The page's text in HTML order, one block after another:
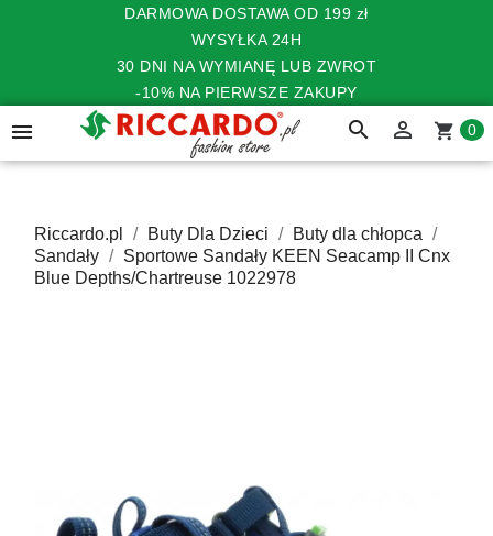
DARMOWA DOSTAWA OD 199 zł
WYSYŁKA 24H
30 DNI NA WYMIANĘ LUB ZWROT
-10% NA PIERWSZE ZAKUPY
 search  shopping_cart 0
Riccardo.pl Buty Dla Dzieci
Buty dla chłopca
Sandały
Sportowe Sandały KEEN Seacamp II Cnx
Blue Depths/Chartreuse 1022978